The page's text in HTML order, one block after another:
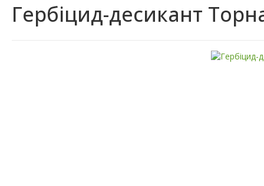
Гербіцид-десикант